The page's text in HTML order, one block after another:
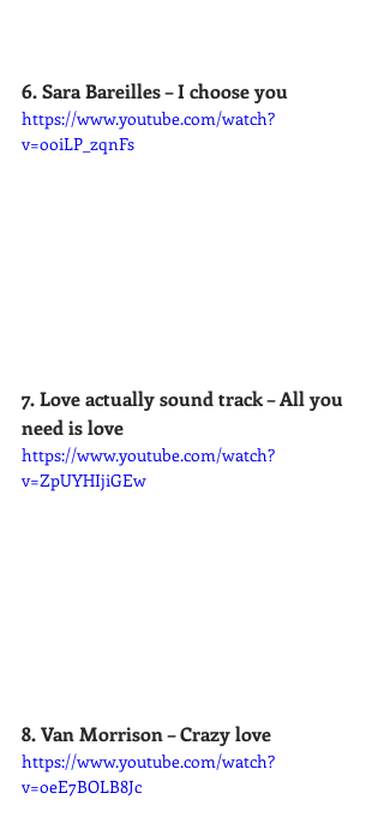
6. Sara Bareilles – I choose you
https://www.youtube.com/watch?
v=ooiLP_zqnFs
7. Love actually sound track – All you
need is love
https://www.youtube.com/watch?
v=ZpUYHIjiGEw
8. Van Morrison – Crazy love
https://www.youtube.com/watch?
v=oeE7BOLB8Jc